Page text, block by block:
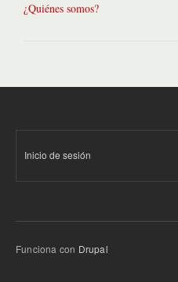
¿Quiénes somos?
Inicio de sesión
Funciona con Drupal